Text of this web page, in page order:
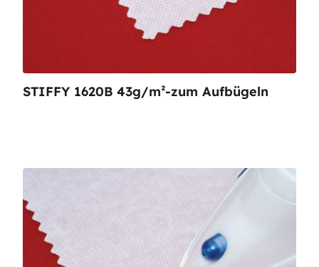
STIFFY 1620B 43g/m²-zum Aufbügeln